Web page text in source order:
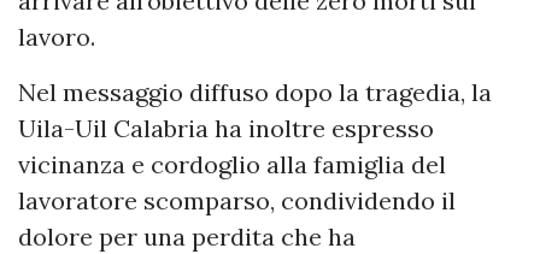
lavoro.
Nel messaggio diffuso dopo la tragedia, la
Uila-Uil Calabria ha inoltre espresso
vicinanza e cordoglio alla famiglia del
lavoratore scomparso, condividendo il
dolore per una perdita che ha